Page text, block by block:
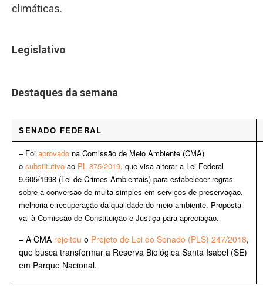
climáticas.
Legislativo
Destaques da semana
SENADO FEDERAL
– Foi aprovado na Comissão de Meio Ambiente (CMA)
o substitutivo ao PL 875/2019, que visa alterar a Lei Federal
9.605/1998 (Lei de Crimes Ambientais) para estabelecer regras
sobre a conversão de multa simples em serviços de preservação,
melhoria e recuperação da qualidade do meio ambiente. Proposta
vai à Comissão de Constituição e Justiça para apreciação.
– A CMA rejeitou o Projeto de Lei do Senado (PLS) 247/2018,
que busca transformar a Reserva Biológica Santa Isabel (SE)
em Parque Nacional.